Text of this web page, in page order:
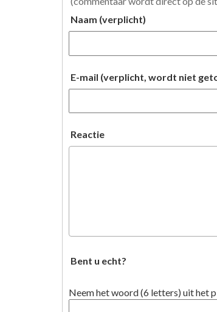
Naam (verplicht)
E-mail (verplicht, wordt niet
Reactie
Bent u echt?
Neem het woord (6 letters) uit het